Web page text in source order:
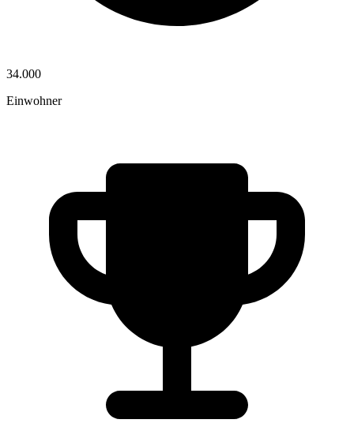
34.000
Einwohner